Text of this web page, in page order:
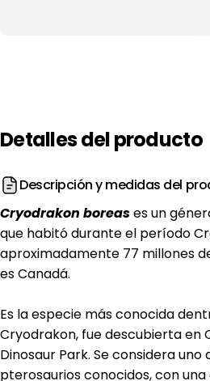
Detallesdelproducto
Descripción y medidas del
Cryodrakon boreases un
que habitó durante el período
aproximadamente 77 millones
es Canadá.
Es la especie más conocida
Cryodrakon, fue descubierta en
Dinosaur Park. Se considera uno
pterosaurios conocidos, con